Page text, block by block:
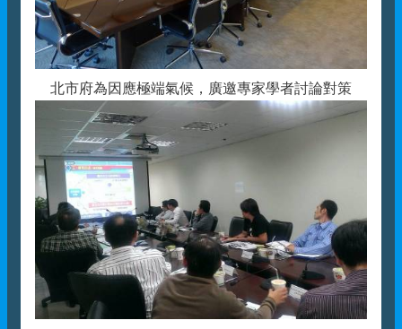
北市府為因應極端氣候，廣邀專家學者討論對策